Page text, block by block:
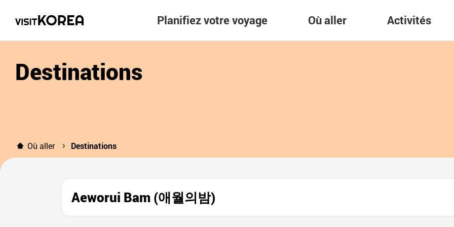
Planifiez votre voyage Où aller Activités
Destinations
Où aller Destinations
Aeworui Bam (애월의밤)